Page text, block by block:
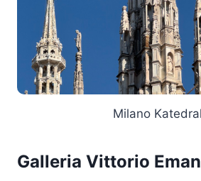
Milano
Galleria Vittorio